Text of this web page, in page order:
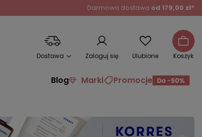
Darmowa dostawa od 179,00 zł*
Dostawa Zaloguj się Ulubione Koszyk
Blog Marki Promocje